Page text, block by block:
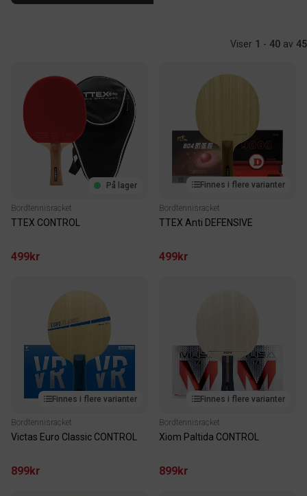
Viser 1 - 40 av 45
På lager
Bordtennisracket
TTEX CONTROL
499kr
Finnes i flere varianter
Bordtennisracket
TTEX Anti DEFENSIVE
499kr
Finnes i flere varianter
Bordtennisracket
Victas Euro Classic CONTROL
899kr
Finnes i flere varianter
Bordtennisracket
Xiom Paltida CONTROL
899kr